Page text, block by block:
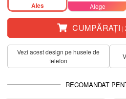
Ales Alege
CUMPĂRAŢI |
Vezi acest design pe husele de
telefon
RECOMANDAT